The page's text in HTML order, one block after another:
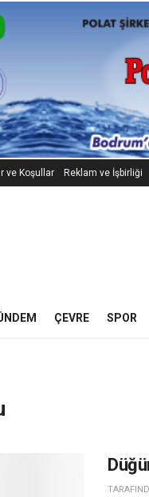
ve Koşullar Reklam ve İşbirliği
ÇEVRE SPOR